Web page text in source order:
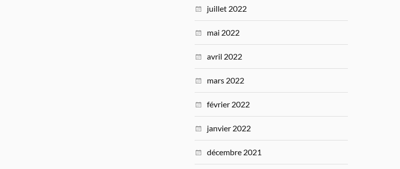
juillet 2022
mai 2022
avril 2022
mars 2022
février 2022
janvier 2022
décembre 2021